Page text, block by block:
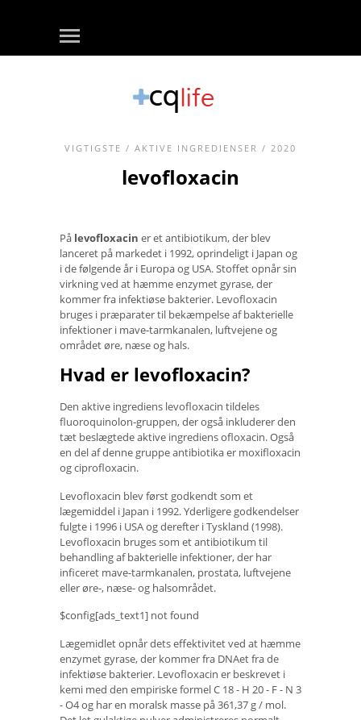
VIGTIGSTE / AKTIVE INGREDIENSER / 2020
levofloxacin
På levofloxacin er et antibiotikum, der blev
lanceret på markedet i 1992, oprindeligt i Japan og
i de følgende år i Europa og USA. Stoffet opnår sin
virkning ved at hæmme enzymet gyrase, der
kommer fra infektiøse bakterier. Levofloxacin
bruges i præparater til bekæmpelse af bakterielle
infektioner i mave-tarmkanalen, luftvejene og
området øre, næse og hals.
Hvad er levofloxacin?
Den aktive ingrediens levofloxacin tildeles
fluoroquinolon-gruppen, der også inkluderer den
tæt beslægtede aktive ingrediens ofloxacin. Også
en del af denne gruppe antibiotika er moxifloxacin
og ciprofloxacin.
Levofloxacin blev først godkendt som et
lægemiddel i Japan i 1992. Yderligere godkendelser
fulgte i 1996 i USA og derefter i Tyskland (1998).
Levofloxacin bruges som et antibiotikum til
behandling af bakterielle infektioner, der har
inficeret mave-tarmkanalen, prostata, luftvejene
eller øre-, næse- og halsområdet.
$config[ads_text1] not found
Lægemidlet opnår dets effektivitet ved at hæmme
enzymet gyrase, der kommer fra DNAet fra de
infektiøse bakterier. Levofloxacin er beskrevet i
kemi med den empiriske formel C 18 - H 20 - F - N 3
- O4 og har en moralsk masse på 361,37 g / mol.